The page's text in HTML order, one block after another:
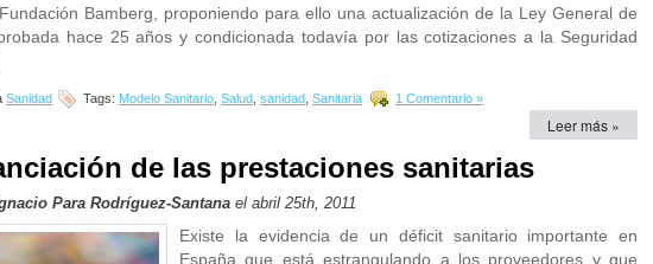
Bamberg, proponiendo para ello una actualización de la Ley General de
hace 25 años y condicionada todavía por las cotizaciones a la Seguridad
Sanidad Tags: Modelo Sanitario Salud sanidad Sanitaria 1 Comentario »
Leer más »
de las prestaciones sanitarias
Para Rodríguez-Santana el abril 25th, 2011
Existe la evidencia de un déficit sanitario importante en
España que está estrangulando a los proveedores y que